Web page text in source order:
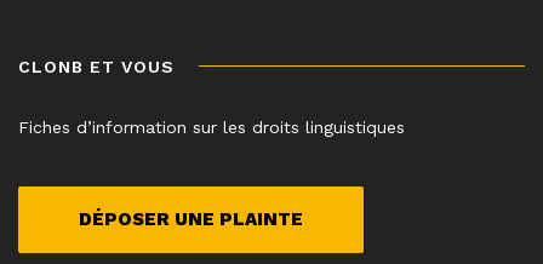
CLONB ET VOUS
Fiches d’information sur les droits linguistiques
DÉPOSER UNE PLAINTE